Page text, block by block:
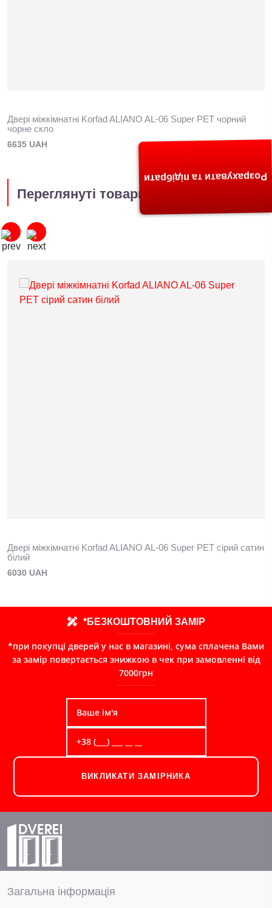
Двері міжкімнатні Korfad ALIANO AL-06 Super PET чорний
чорне скло
6635 UAH
Переглянуті товари
Двері міжкімнатні Korfad ALIANO AL-06 Super PET сірий сатин
білий
6030 UAH
*БЕЗКОШТОВНИЙ ЗАМІР
*при покупці дверей у нас в магазині, сума сплачена Вами
за замір повертається знижкою в чек при замовленні від
7000грн
ВИКЛИКАТИ ЗАМІРНИКА
Загальна інформація
Розрахувати та підібрати